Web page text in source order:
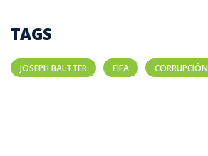
TAGS
JOSEPH BALTTER FIFA CORRUPCIÓN